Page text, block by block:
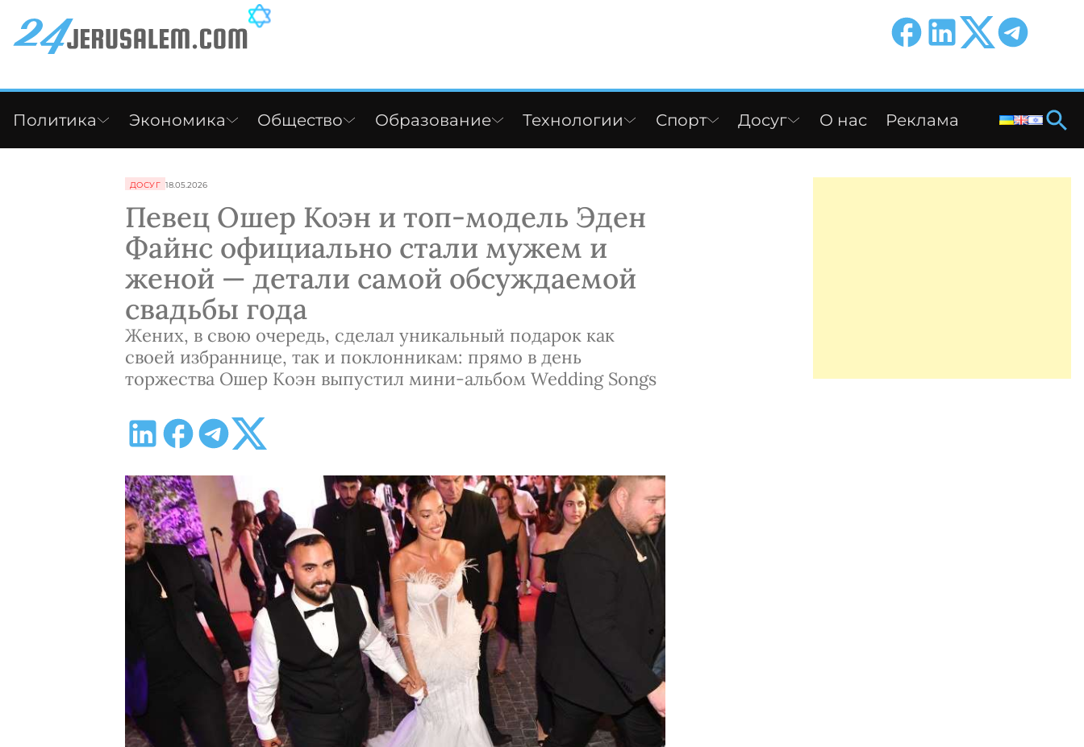
Политика Экономика Общество Образование Технологии Спорт Досуг О нас Реклама
ДОСУГ 18.05.2026
Певец Ошер Коэн и топ-модель Эден
Файнс официально стали мужем и
женой — детали самой обсуждаемой
свадьбы года
Жених, в свою очередь, сделал уникальный подарок как
своей избраннице, так и поклонникам: прямо в день
торжества Ошер Коэн выпустил мини-альбом Wedding Songs